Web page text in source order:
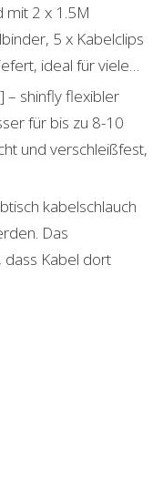
mit 2 x 1.5M
5 x Kabelclips
ideal für viele…
– shinfly flexibler
für bis zu 8-10
und verschleißfest,
kabelschlauch
Das
dass Kabel dort